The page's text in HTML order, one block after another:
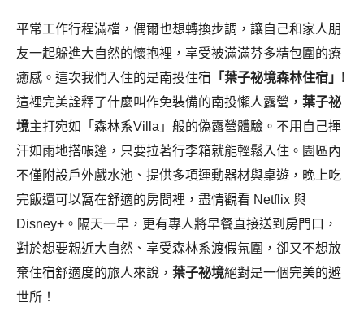
平常工作行程滿檔，偶爾也想轉換步調，讓自己和家人朋
友一起躲進大自然的懷抱裡，享受被滿滿芬多精包圍的療
癒感。這次我們入住的是南投住宿 「葉子祕境森林住宿」 !
這裡完美詮釋了什麼叫作免裝備的南投懶人露營， 葉子祕
境主打宛如「森林系Villa」般的偽露營體驗。不用自己揮
汗如雨地搭帳篷，只要拉著行李箱就能輕鬆入住。園區內
不僅附設戶外戲水池、提供多項運動器材與桌遊，晚上吃
完飯還可以窩在舒適的房間裡，盡情觀看 Netflix 與
Disney+。隔天一早，更有專人將早餐直接送到房門口，
對於想要親近大自然、享受森林系渡假氛圍，卻又不想放
棄住宿舒適度的旅人來說， 葉子祕境絕對是一個完美的避
世所！